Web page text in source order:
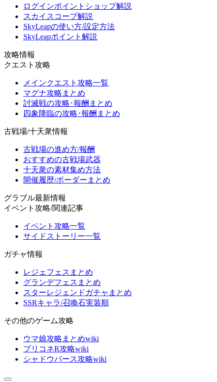
ログインポイントショップ解説
スカイスコープ解説
SkyLeapの使い方/設定方法
SkyLeapポイント解説
攻略情報
クエスト攻略
メインクエスト攻略一覧
マグナ攻略まとめ
討滅戦の攻略･報酬まとめ
四象降臨の攻略･報酬まとめ
古戦場/十天衆情報
古戦場の進め方/報酬
おすすめの古戦場武器
十天衆の素材集め方法
開催履歴/ボーダーまとめ
グラブル最新情報
イベント攻略/関連記事
イベント攻略一覧
サイドストーリー一覧
ガチャ情報
レジェフェスまとめ
グランデフェスまとめ
スターレジェンドガチャまとめ
SSRキャラ/召喚石実装順
その他のゲーム攻略
ウマ娘攻略まとめwiki
プリコネR攻略wiki
シャドウバース攻略wiki